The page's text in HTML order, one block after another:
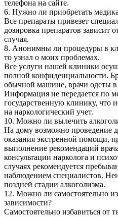
телефона на сайте.
6. Нужно ли приобретать
Все препараты привезет
дозировка препаратов зависит
случая.
8. Анонимны ли процедуры в
то узнал о моих проблемах.
Все услуги нашей клиники
полной конфиденциальности.
обычной машине, врачи одеты
Информация не передается по
государственную клинику, что
на наркологический учет.
10. Можно ли вылечить
На дому возможно проведение
оказания экстренной помощи,
выполнение рекомендаций
консультации нарколога и
случаях рекомендуется
наблюдением специалистов.
поздней стадии алкоголизма.
12. Можно ли самостоятельно
зависимости?
Самостоятельно избавиться от